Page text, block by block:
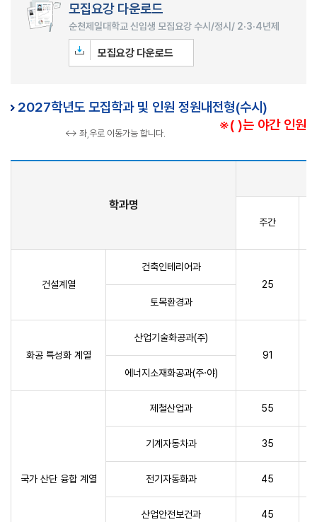
모집요강 다운로드
순천제일대학교 신입생 모집요강 수시/정시/ 2·3·4년제
모집요강 다운로드
2027학년도 모집학과 및 인원 정원내전형(수시)
※( )는 야간 인원
↔ 좌,우로 이동가능 합니다.
학과명
주간
건설계열
건축인테리어과
25
토목환경과
화공 특성화 계열
산업기술화공과(주)
91
에너지소재화공과(주·야)
국가 산단 융합 계열
제철산업과 55
기계자동차과 35
전기자동화과 45
산업안전보건과 45